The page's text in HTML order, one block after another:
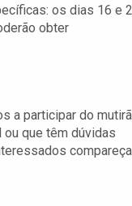
os dias 16 e
obter
a participar do
que têm dúvidas